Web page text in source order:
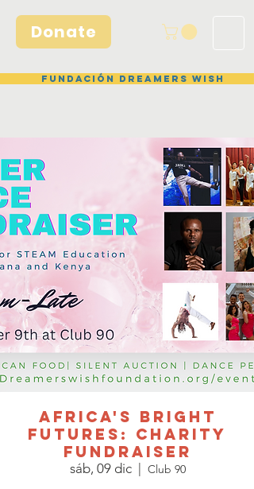
Donate
Fundación Dreamers Wish
AFRICA'S BRIGHT
FUTURES: CHARITY
FUNDRAISER
sáb, 09 dic
  |
Club 90